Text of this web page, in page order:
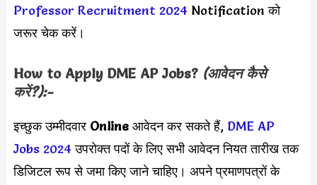
Professor Recruitment 2024 Notification को
जरूर चेक करें।
How to Apply DME AP Jobs?(आवेदन कैसे
करें?):-
इच्छुक उम्मीदवार Online आवेदन कर सकते हैं, DME AP
Jobs 2024उपरोक्त पदों के लिए सभी आवेदन नियत तारीख तक
डिजिटल रूप से जमा किए जाने चाहिए। अपने प्रमाणपत्रों के